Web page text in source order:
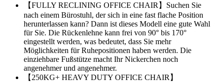
【FULLY RECLINING OFFICE CHAIR】Suchen Sie
nach einem Bürostuhl, der sich in eine fast flache Position
herunterlassen kann? Dann ist dieses Modell eine gute Wahl
für Sie. Die Rückenlehne kann frei von 90° bis 170°
eingestellt werden, was bedeutet, dass Sie mehr
Möglichkeiten für Ruhepositionen haben werden. Die
einziehbare Fußstütze macht Ihr Nickerchen noch
angenehmer und angenehmer.
【250KG+ HEAVY DUTY OFFICE CHAIR】